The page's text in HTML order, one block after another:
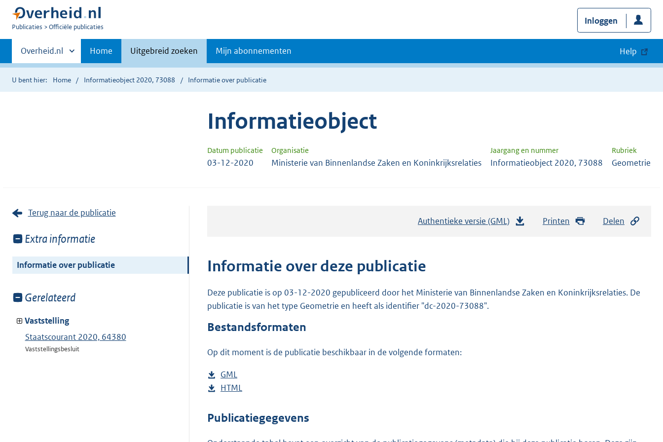
U
Publicaties Officiële publicaties
Inloggen
Primaire
navigatie
Andere
sites
binnen
Overheid.nl Home Uitgebreid zoeken Mijn abonnementen Help
U bent hier: Home Informatieobject 2020, 73088 Informatie over publicatie
Informatieobject
Datum publicatie Organisatie Jaargang en nummer Rubriek
03-12-2020 Ministerie van Binnenlandse Zaken en Koninkrijksrelaties Informatieobject 2020, 73088 Geometrie
Terug naar de publicatie
Toon
van:
Extra informatie
Informatie over publicatie
Toon
van:
Gerelateerd
Vaststelling
Staatscourant 2020, 64380
Vaststellingsbesluit
Authentieke versie (GML)
n
Printen Delen
Informatie over deze publicatie
Deze publicatie is op 03-12-2020 gepubliceerd door het Ministerie van Binnenlandse Zaken en Koninkrijksrelaties. De
publicatie is van het type Geometrie en heeft als identifier "dc-2020-73088".
Bestandsformaten
Op dit moment is de publicatie beschikbaar in de volgende formaten:
D
o
n
GML
e
t
D
w
HTML
s
Publicatiegegevens